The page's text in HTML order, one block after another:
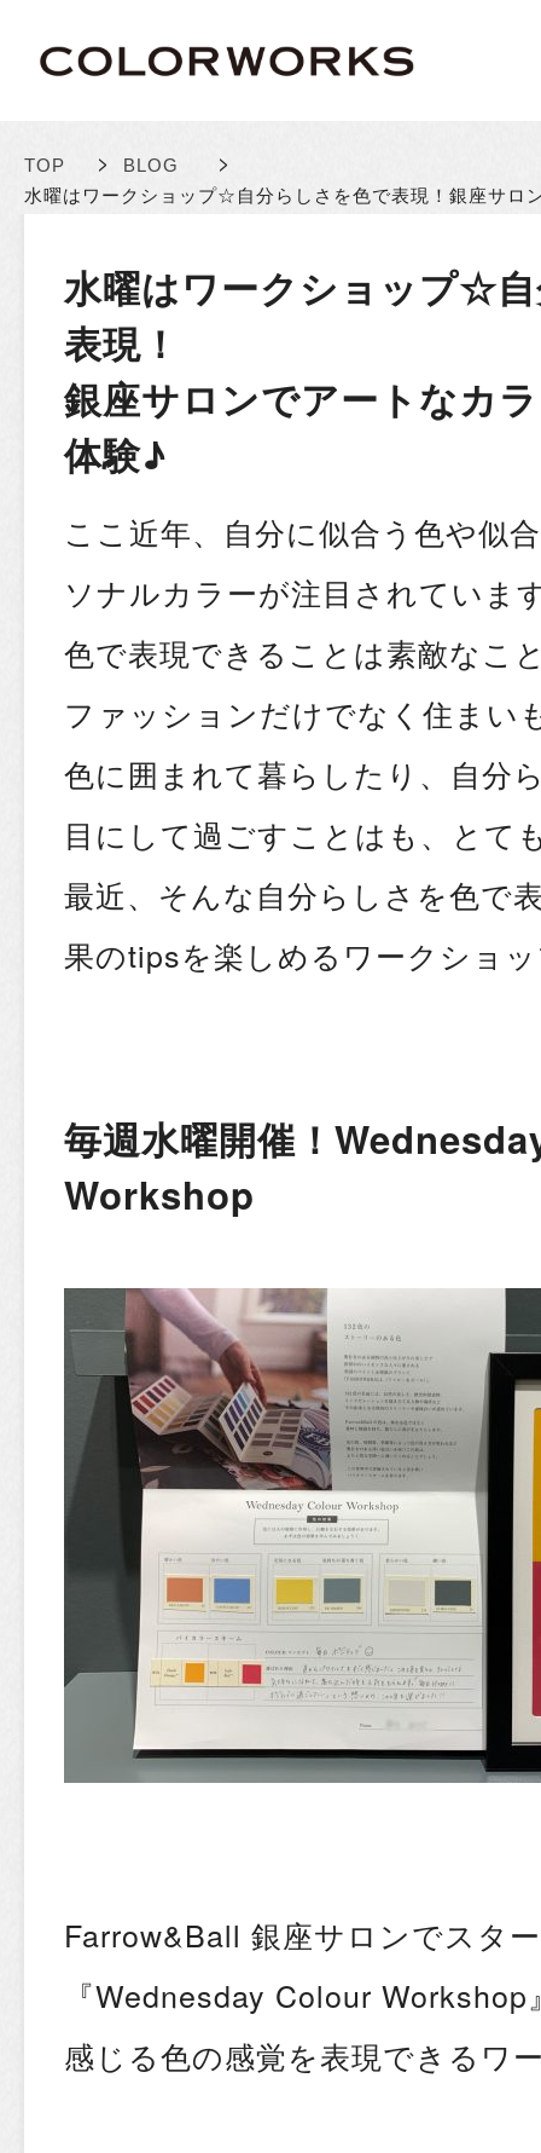
TOP > BLOG >
水曜はワークショップ☆自分らしさを色で表現！ 銀座サロ
水曜はワークショップ☆
表現！
銀座サロンでアートなカ
体験♪
ここ近年、自分に似合う色や似
ソナルカラーが注目されていま
色で表現できることは素敵なこ
ファッションだけでなく住まい
色に囲まれて暮らしたり、自分
目にして過ごすことはも、とて
最近、そんな自分らしさを色で
果のtipsを楽しめるワークショ
毎週水曜開催！
Workshop
Farrow&Ball 銀座サロンでスタ
『Wednesday Colour
感じる色の感覚を表現できるワ